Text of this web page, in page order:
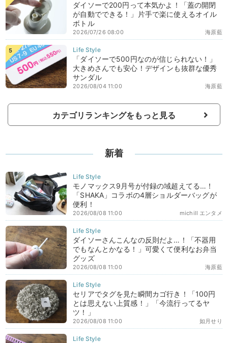
ダイソーで200円って本気かよ！「蓋の開閉
が自動でできる！」片手で楽に使えるオイル
ボトル
海原藍
2026/07/26 08:00
「ダイソーで500円なのが信じられない！」
大きめさんでも安心！デザインも抜群な優秀
サンダル
海原藍
2026/08/04 11:00
カテゴリランキングをもっと見る
新着
モノマックス9月号が付録の域超えてる…！
「SHAKA」コラボの4層ショルダーバッグが
便利！
michill エンタメ
2026/08/08 11:00
ダイソーさんこんなの反則だよ…！「不器用
でもなんとかなる！」可愛くて便利なお弁当
グッズ
海原藍
2026/08/08 11:00
セリアでタグを見た瞬間カゴ行き！「100円
とは思えない上質感！」「今流行ってるヤ
ツ！」
如月せり
2026/08/08 11:00